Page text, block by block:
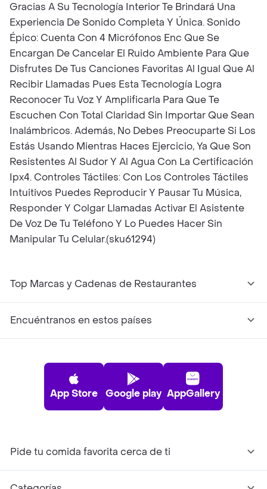
Gracias A Su Tecnología Interior Te Brindará Una
Experiencia De Sonido Completa Y Única. Sonido
Épico: Cuenta Con 4 Micrófonos Enc Que Se
Encargan De Cancelar El Ruido Ambiente Para Que
Disfrutes De Tus Canciones Favoritas Al Igual Que Al
Recibir Llamadas Pues Esta Tecnología Logra
Reconocer Tu Voz Y Amplificarla Para Que Te
Escuchen Con Total Claridad Sin Importar Que Sean
Inalámbricos. Además, No Debes Preocuparte Si Los
Estás Usando Mientras Haces Ejercicio, Ya Que Son
Resistentes Al Sudor Y Al Agua Con La Certificación
Ipx4. Controles Táctiles: Con Los Controles Táctiles
Intuitivos Puedes Reproducir Y Pausar Tu Música,
Responder Y Colgar Llamadas Activar El Asistente
De Voz De Tu Teléfono Y Lo Puedes Hacer Sin
Manipular Tu Celular.(sku61294)
Top Marcas y Cadenas de Restaurantes
Encuéntranos en estos países
App Store Google play AppGallery
Pide tu comida favorita cerca de ti